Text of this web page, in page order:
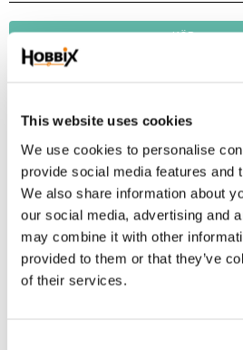
This website uses cookies
We use cookies to personalise
provide social media features and
We also share information about
our social media, advertising and
may combine it with other
provided to them or that they’ve
of their services.
KÖP
Fri frakt över 2500:-
Passar valpar eller små hundar, O-ring 13